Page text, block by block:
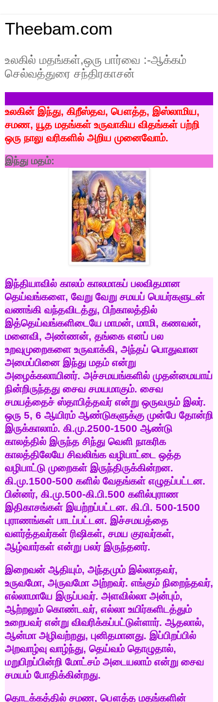
Theebam.com
உலகில் மதங்கள்,ஒரு பார்வை :-ஆக்கம்
செல்வத்துரை சந்திரகாசன்
உலகின் இந்து, கிறீஸ்தவ, பௌத்த, இஸ்லாமிய,
சமண, யூத மதங்கள் உருவாகிய விதங்கள் பற்றி
ஒரு நாலு வரிகளில் அறிய முனைவோம்.
இந்து மதம்:
இந்தியாவில் காலம் காலமாகப் பலவிதமான
தெய்வங்களை, வேறு வேறு சமயப் பெயர்களுடன்
வணங்கி வந்தவிடத்து, பிற்காலத்தில்
இத்தெய்வங்களிடையே மாமன், மாமி, கணவன்,
மனைவி, அண்ணன், தங்கை எனப் பல
உறவுமுறைகளை உருவாக்கி, அந்தப் பொதுவான
அமைப்பினை இந்து மதம் என்று
அழைக்கலாயினர். அச்சமயங்களில் முதன்மையாய்
நின்றிருந்தது சைவ சமயமாகும். சைவ
சமயத்தைச் ஸ்தாபித்தவர் என்று ஒருவரும் இலர்.
ஒரு 5, 6 ஆயிரம் ஆண்டுகளுக்கு முன்பே தோன்றி
இருக்காலாம். கி.மு.2500-1500 ஆண்டு
காலத்தில் இருந்த சிந்து வெளி நாகரிக
காலத்திலேயே சிவலிங்க வழிபாட்டை ஒத்த
வழிபாட்டு முறைகள் இருந்திருக்கின்றன.
கி.மு.1500-500 களில் வேதங்கள் எழுதப்பட்டன.
பின்னர், கி.மு.500-கி.பி.500 களில்புராண
இதிகாசங்கள் இயற்றப்பட்டன. கி.பி. 500-1500
புராணங்கள் பாடப்பட்டன. இச்சமயத்தை
வளர்த்தவர்கள் ரிஷிகள், சமய குரவர்கள்,
ஆழ்வார்கள் என்று பலர் இருந்தனர்.
இறைவன் ஆதியும், அந்தமும் இல்லாதவர்,
உருவமோ, அருவமோ அற்றவர். எங்கும் நிறைந்தவர்,
எல்லாமாயே இருப்பவர். அளவில்லா அன்பும்,
ஆற்றலும் கொண்டவர், எல்லா உயிர்களிடத்தும்
உறைபவர் என்று விவரிக்கப்பட்டுள்ளார். ஆதலால்,
ஆன்மா அழிவற்றது, புனிதமானது. இப்பிறப்பில்
அறவாழ்வு வாழ்ந்து, தெய்வம் தொழுதால்,
மறுபிறப்பின்றி மோட்சம் அடையலாம் என்று சைவ
சமயம் போதிக்கின்றது.
தொடக்கத்தில் சமண, பௌத்த மதங்களின்